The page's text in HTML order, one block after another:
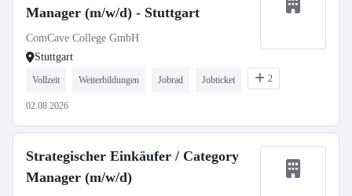
Manager (m/w/d) - Stuttgart
ComCave College GmbH
Stuttgart
Vollzeit Weiterbildungen Jobrad Jobticket 2
02.08.2026
Strategischer Einkäufer / Category
Manager (m/w/d)